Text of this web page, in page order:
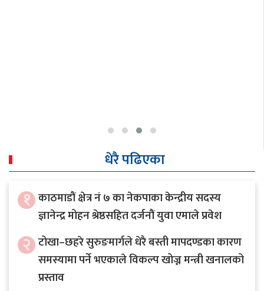
धेरै पढिएका
१ काठमाडौं क्षेत्र नं ७ का नेकपाका केन्द्रीय सदस्य
ज्ञानेन्द्र मोहन श्रेष्ठसहित दर्जनौं युवा एमाले प्रवेश
२ टोखा–छहरे सुरुङमार्गले धेरै बस्ती मापदण्डका कारण
समस्यामा पर्ने भएकाले विकल्प खोज्न मन्त्री खनालको
प्रस्ताव